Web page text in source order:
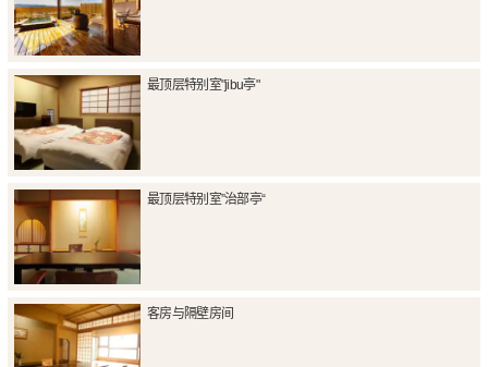
最顶层特别室"jibu亭"
最顶层特别室”治部亭“
客房与隔壁房间